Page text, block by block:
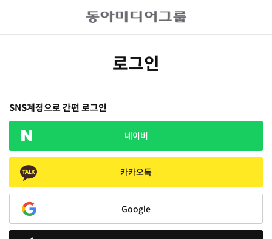
로그인
SNS계정으로 간편 로그인
네이버
카카오톡
Google